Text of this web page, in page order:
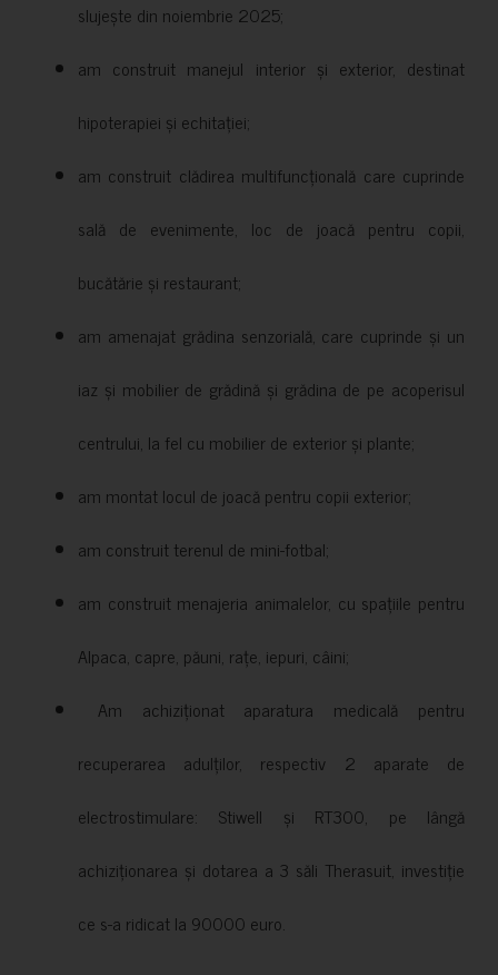
slujește din noiembrie 2025;
am construit manejul interior și exterior, destinat
hipoterapiei și echitației;
am construit clădirea multifuncțională care cuprinde
sală de evenimente, loc de joacă pentru copii,
bucătărie și restaurant;
am amenajat grădina senzorială, care cuprinde și un
iaz și mobilier de grădină și grădina de pe acoperisul
centrului, la fel cu mobilier de exterior și plante;
am montat locul de joacă pentru copii exterior;
am construit terenul de mini-fotbal;
am construit menajeria animalelor, cu spațiile pentru
Alpaca, capre, păuni, rațe, iepuri, câini;
Am achiziționat aparatura medicală pentru
recuperarea adulților, respectiv 2 aparate de
electrostimulare: Stiwell și RT300, pe lângă
achiziționarea și dotarea a 3 săli Therasuit, investiție
ce s-a ridicat la 90000 euro.